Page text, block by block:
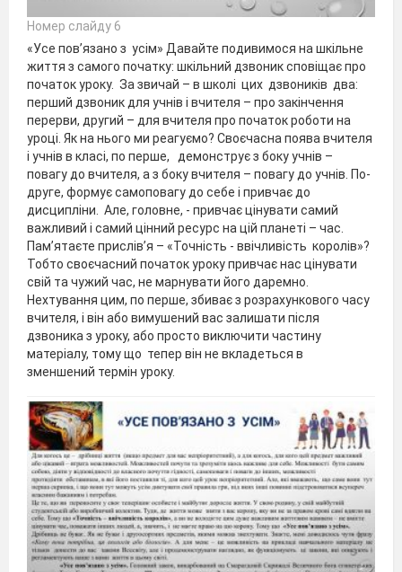
Номер слайду 6
«Усе пов’язано з усім» Давайте подивимося на шкільне
життя з самого початку: шкільний дзвоник сповіщає про
початок уроку. За звичай – в школі цих дзвоників два:
перший дзвоник для учнів і вчителя – про закінчення
перерви, другий – для вчителя про початок роботи на
уроці. Як на нього ми реагуємо? Своєчасна поява вчителя
і учнів в класі, по перше, демонструє з боку учнів –
повагу до вчителя, а з боку вчителя – повагу до учнів. По-
друге, формує самоповагу до себе і привчає до
дисципліни. Але, головне, - привчає цінувати самий
важливий і самий цінний ресурс на цій планеті – час.
Пам’ятаєте прислів’я – «Точність - ввічливість королів»?
Тобто своєчасний початок уроку привчає нас цінувати
свій та чужий час, не марнувати його даремно.
Нехтування цим, по перше, збиває з розрахункового часу
вчителя, і він або вимушений вас залишати після
дзвоника з уроку, або просто виключити частину
матеріалу, тому що тепер він не вкладеться в
зменшений термін уроку.